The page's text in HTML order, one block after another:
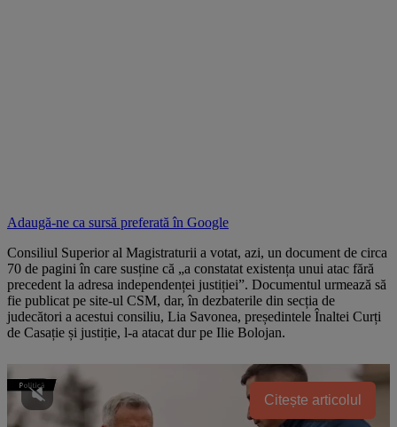
Adaugă-ne ca sursă preferată în Google
Consiliul Superior al Magistraturii a votat, azi, un document de circa
70 de pagini în care susține că „a constatat existența unui atac fără
precedent la adresa independenței justiției”. Documentul urmează să
fie publicat pe site-ul CSM, dar, în dezbaterile din secția de
judecători a acestui consiliu, Lia Savonea, președintele Înaltei Curți
de Casație și justiție, l-a atacat dur pe Ilie Bolojan.
Citește articolul